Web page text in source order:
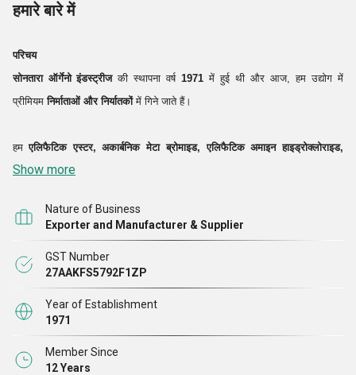
हमारे बारे में
परिचय
सोनतारा ऑर्गेनो इंडस्ट्रीजकी स्थापना वर्ष 1971 में हुई थी और आज, हम उद्योग में
प्रीमियमनिर्माताओं और निर्यातकोंमें गिने जाते हैं।
हमएलिफैटिक एस्टर, अकार्बनिक मेटा ब्रोमाइड, एलिफैटिक अमाइन हाइड्रोक्लोराइड,
अकार्बनिक ब्रोमाइड, एरोमैटिक ब्रोमाइड, लिथियम कम्पाउंड, ऑर्गेनिक ब्रोमाइड, एरोमैटिक
करते हैं। हम 1bromo 3 क्लोरोप्रोपेन और 3-डाइमिथाइल एमिनो-1-प्रोपाइलक्लोराइड
हाइड्रोक्लोराइड के पहले भारतीय वाणिज्यिक उत्पादक भी हैं।
हमारे बारे में
सोनतारा ऑर्गेनो इंडस्ट्रीजऔद्योगिक और जैविक रसायनों के क्षेत्र में एक अग्रणी उद्यम है।
Show more
Nature of Business
Exporter and Manufacturer & Supplier
GST Number
27AAKFS5792F1ZP
Year of Establishment
1971
Member Since
12 Years